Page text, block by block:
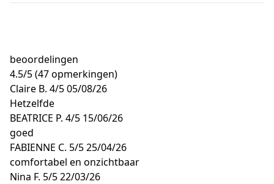
beoordelingen
4.5/5(47 opmerkingen)
Claire B. 4/505/08/26
Hetzelfde
BEATRICE P. 4/5 15/06/26
goed
FABIENNE C. 5/525/04/26
comfortabel en onzichtbaar
Nina F. 5/522/03/26